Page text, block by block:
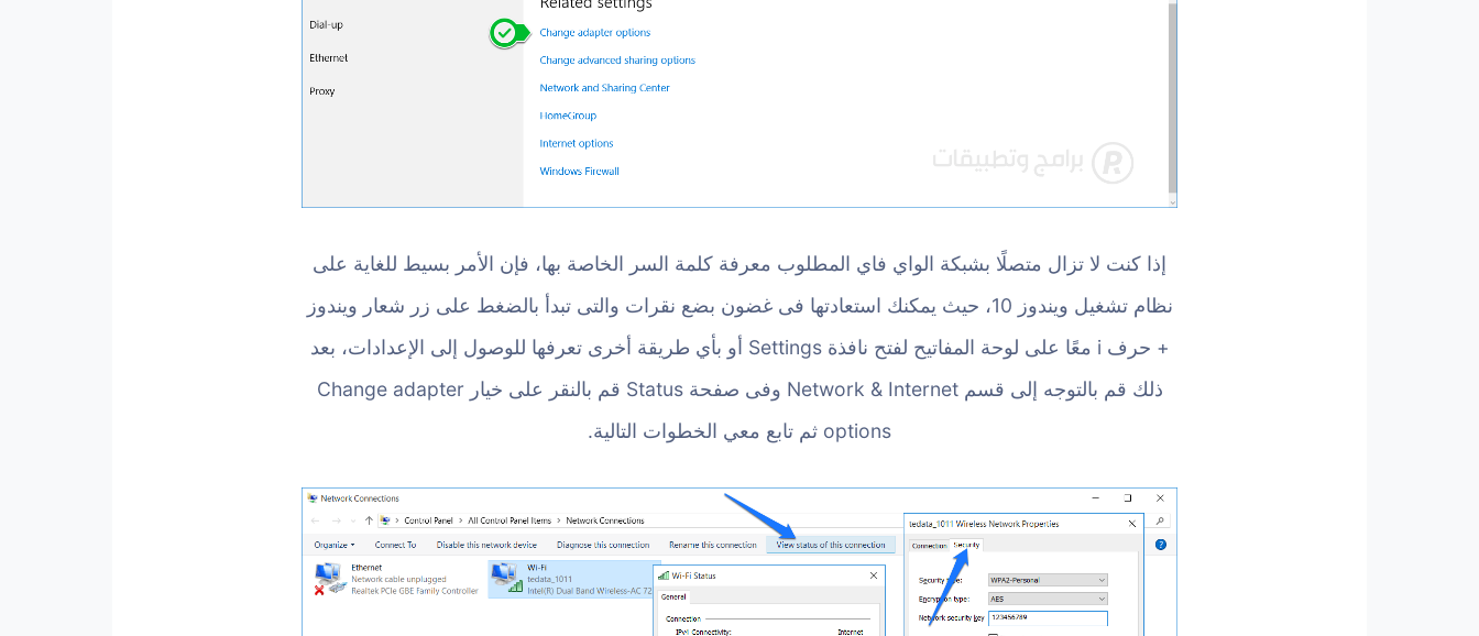
إذا كنت لا تزال متصلًا بشبكة الواي فاي المطلوب معرفة كلمة السر الخاصة بها، فإن الأمر بسيط للغاية على
نظام تشغيل ويندوز 10، حيث يمكنك استعادتها فى غضون بضع نقرات والتى تبدأ بالضغط على زر شعار ويندوز
+ حرف i معًا على لوحة المفاتيح لفتح نافذة Settings أو بأي طريقة أخرى تعرفها للوصول إلى الإعدادات، بعد
ذلك قم بالتوجه إلى قسم Network & Internet وفى صفحة Status قم بالنقر على خيار Change adapter
options ثم تابع معي الخطوات التالية.